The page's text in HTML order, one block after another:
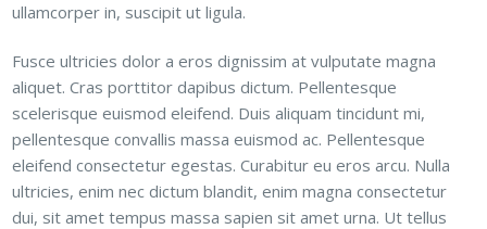
ullamcorper in, suscipit ut ligula.
Fusce ultricies dolor a eros dignissim at vulputate magna
aliquet. Cras porttitor dapibus dictum. Pellentesque
scelerisque euismod eleifend. Duis aliquam tincidunt mi,
pellentesque convallis massa euismod ac. Pellentesque
eleifend consectetur egestas. Curabitur eu eros arcu. Nulla
ultricies, enim nec dictum blandit, enim magna consectetur
dui, sit amet tempus massa sapien sit amet urna. Ut tellus